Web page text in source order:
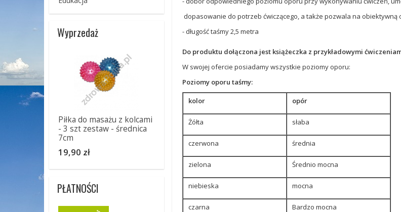
dopasowanie do potrzeb ćwiczącego, a także pozwala na obiektywną
- długość taśmy 2,5 metra
Do produktu dołączona jest książeczka z przykładowymi
W swojej ofercie posiadamy wszystkie poziomy oporu:
Poziomy oporu taśmy:
kolor opór
Żółta słaba
czerwona średnia
zielona Średnio mocna
niebieska mocna
czarna Bardzo mocna
Wyprzedaż
Piłka do masażu z kolcami
- 3 szt zestaw - średnica
7cm
19,90 zł
PŁATNOŚCI